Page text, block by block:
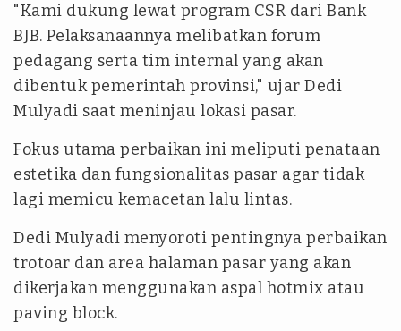
"Kami dukung lewat program CSR dari Bank
BJB. Pelaksanaannya melibatkan forum
pedagang serta tim internal yang akan
dibentuk pemerintah provinsi," ujar Dedi
Mulyadi saat meninjau lokasi pasar.
Fokus utama perbaikan ini meliputi penataan
estetika dan fungsionalitas pasar agar tidak
lagi memicu kemacetan lalu lintas.
Dedi Mulyadi menyoroti pentingnya perbaikan
trotoar dan area halaman pasar yang akan
dikerjakan menggunakan aspal hotmix atau
paving block.